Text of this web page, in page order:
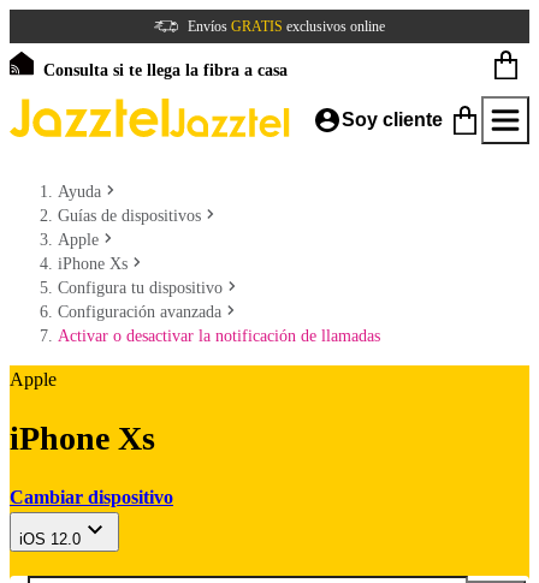
Envíos GRATIS exclusivos online
Consulta si te llega la fibra a casa
Soy cliente
Ayuda
Guías de dispositivos
Apple
iPhone Xs
Configura tu dispositivo
Configuración avanzada
Activar o desactivar la notificación de llamadas
Apple
iPhone Xs
Cambiar dispositivo
iOS 12.0